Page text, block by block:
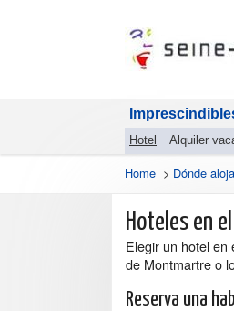
Hotel Alquiler
Home > Dónde
Hoteles en
Elegir un hotel en
de Montmartre o
Reserva una